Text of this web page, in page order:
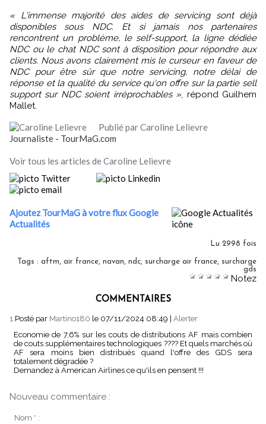
« L'immense majorité des aides de servicing sont déjà
disponibles sous NDC. Et si jamais nos partenaires
rencontrent un problème, le self-support, la ligne dédiée
NDC ou le chat NDC sont à disposition pour répondre aux
clients. Nous avons clairement mis le curseur en faveur de
NDC pour être sûr que notre servicing, notre délai de
réponse et la qualité du service qu'on offre sur la partie sell
support sur NDC soient irréprochables », répond Guilhem
Mallet.
Publié par Caroline Lelievre
Journaliste - TourMaG.com
Voir tous les articles de Caroline Lelievre
Ajoutez TourMaG à votre flux Google
Actualités
Lu 2998 fois
Tags : aftm, air france, navan, ndc, surcharge air france, surcharge
gds
Notez
COMMENTAIRES
1.Posté par Martino180 le 07/11/2024 08:49
Alerter
Economie de 7,6% sur les couts de distributions AF mais combien
de couts supplémentaires technologiques ???? Et quels marchés où
AF sera moins bien distribués quand l'offre des GDS sera
totalement dégradée ?
Demandez à American Airlines ce qu'ils en pensent !!!
Nouveau commentaire :
Nom * :